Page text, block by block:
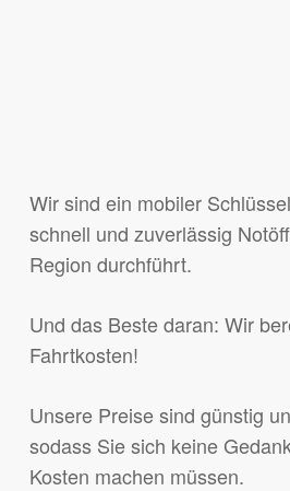
Wir sind ein mobiler
schnell und zuverlässig
Region durchführt.
Und das Beste daran: Wir
Fahrtkosten!
Unsere Preise sind günstig
sodass Sie sich keine
Kosten machen müssen.